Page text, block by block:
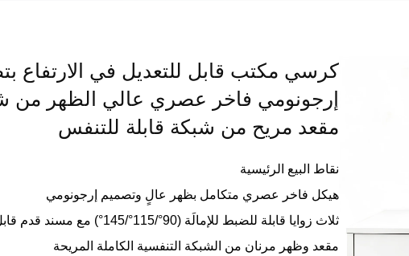
كرسي مكتب قابل للتعديل في الارتفاع
إرجونومي فاخر عصري عالي الظهر من
مقعد مريح من شبكة قابلة للتنفس
نقاط البيع الرئيسية
هيكل فاخر عصري متكامل بظهر عالٍ وتصميم إرجونومي
ثلاث زوايا قابلة للضبط للإمالَة (90°/115°/145°) مع مسند قدم قابل للسحب
مقعد وظهر مرنان من الشبكة التنفسية الكاملة المريحة